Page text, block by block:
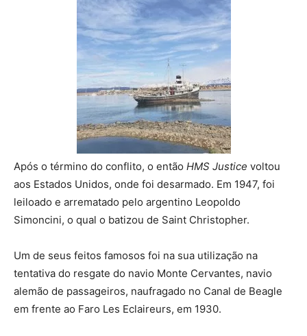
Após o término do conflito, o então HMS Justice voltou
aos Estados Unidos, onde foi desarmado. Em 1947, foi
leiloado e arrematado pelo argentino Leopoldo
Simoncini, o qual o batizou de Saint Christopher.
Um de seus feitos famosos foi na sua utilização na
tentativa do resgate do navio Monte Cervantes, navio
alemão de passageiros, naufragado no Canal de Beagle
em frente ao Faro Les Eclaireurs, em 1930.